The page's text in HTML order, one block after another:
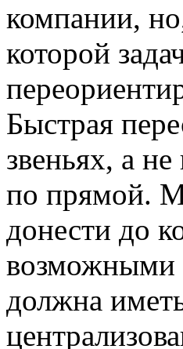
компании,
которой
Быстрая
звеньях, а
по прямой.
донести до
возможными
должна